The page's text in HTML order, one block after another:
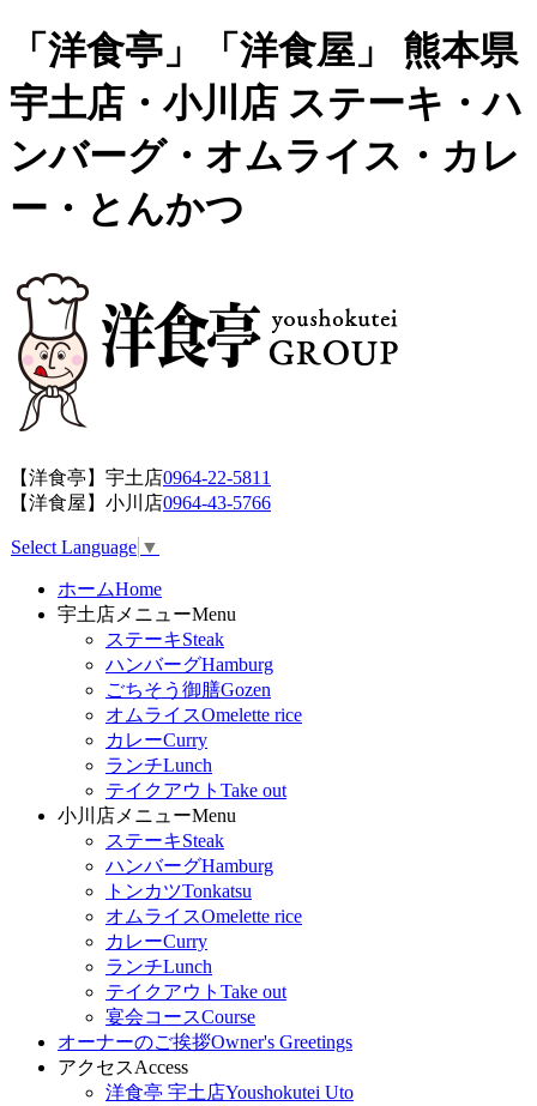
「洋食亭」「洋食屋」 熊本県
宇土店・小川店 ステーキ・ハ
ンバーグ・オムライス・カレ
ー・とんかつ
【洋食亭】宇土店0964-22-5811
【洋食屋】小川店0964-43-5766
Select Language ▼
ホームHome
宇土店メニューMenu
ステーキSteak
ハンバーグHamburg
ごちそう御膳Gozen
オムライスOmelette rice
カレーCurry
ランチLunch
テイクアウト Take out
小川店メニューMenu
ステーキSteak
ハンバーグHamburg
トンカツTonkatsu
オムライスOmelette rice
カレーCurry
ランチLunch
テイクアウト Take out
宴会コースCourse
オーナーのご挨拶Owner's Greetings
アクセスAccess
洋食亭 宇土店Youshokutei Uto